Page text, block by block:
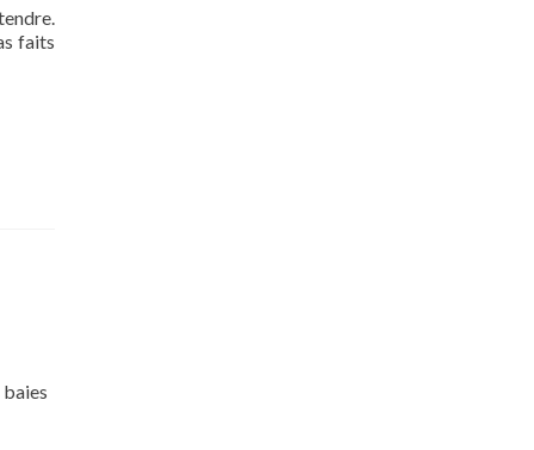
faits